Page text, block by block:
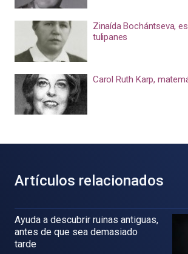
Zinaída Bochántseva,
tulipanes
Carol Ruth Karp,
Artículos relacionados
Ayuda a descubrir ruinas antiguas,
antes de que sea demasiado
tarde